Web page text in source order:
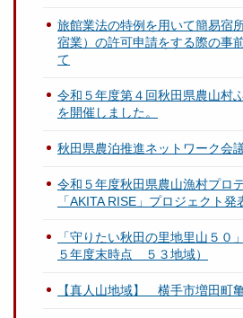
旅館業法の特例を用いて簡易宿
宿業）の許可申請をする際の事
て
令和５年度第４回秋田県農山村
を開催しました。
秋田県農泊推進ネットワーク会
令和５年度秋田県農山漁村プロ
「AKITA RISE」プロジェクト
「守りたい秋田の里地里山５
５年度末時点 ５３地域）
【真人山地域】 横手市増田町